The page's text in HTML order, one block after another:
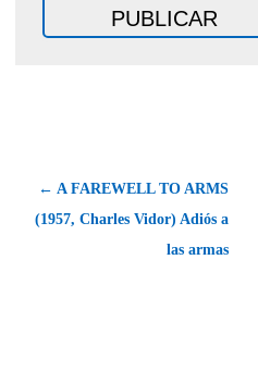
← A FAREWELL TO ARMS
(1957, Charles Vidor) Adiós a
las armas